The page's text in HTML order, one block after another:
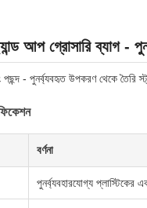
আপ গ্রোসারি ব্যাগ -
পছন্দ - পুনর্ব্যবহৃত উপকরণ থেকে তৈরি
বর্ণনা
পুনর্ব্যবহারযোগ্য প্লাস্টিকের